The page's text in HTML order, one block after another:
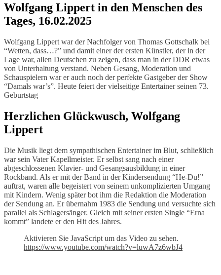
Wolfgang Lippert in den Menschen des
Tages, 16.02.2025
Wolfgang Lippert war der Nachfolger von Thomas Gottschalk bei
“Wetten, dass…?” und damit einer der ersten Künstler, der in der
Lage war, allen Deutschen zu zeigen, dass man in der DDR etwas
von Unterhaltung verstand. Neben Gesang, Moderation und
Schauspielern war er auch noch der perfekte Gastgeber der Show
“Damals war’s”. Heute feiert der vielseitige Entertainer seinen 73.
Geburtstag
Herzlichen Glückwusch, Wolfgang
Lippert
Die Musik liegt dem sympathischen Entertainer im Blut, schließlich
war sein Vater Kapellmeister. Er selbst sang nach einer
abgeschlossenen Klavier- und Gesangsausbildung in einer
Rockband. Als er mit der Band in der Kindersendung “He-Du!”
auftrat, waren alle begeistert von seinem unkomplizierten Umgang
mit Kindern. Wenig später bot ihm die Redaktion die Moderation
der Sendung an. Er übernahm 1983 die Sendung und versuchte sich
parallel als Schlagersänger. Gleich mit seiner ersten Single “Erna
kommt” landete er den Hit des Jahres.
Aktivieren Sie JavaScript um das Video zu sehen.
https://www.youtube.com/watch?v=luwA7z6wbJ4